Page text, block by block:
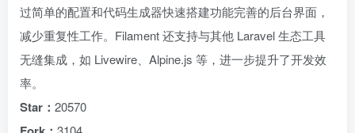
过简单的配置和代码生成器快速搭建功能完善的后台界面，
减少重复性工作。Filament 还支持与其他 Laravel 生态工具
无缝集成，如 Livewire、Alpine.js 等，进一步提升了开发效
率。
Star： 20570